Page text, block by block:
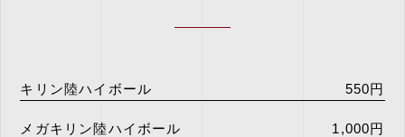
キリン陸ハイボール 550円
メガキリン陸ハイボール 1,000円